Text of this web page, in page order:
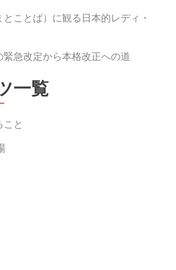
ことば）に観る日本的レディ・
緊急改定から本格改正への道
一覧
と